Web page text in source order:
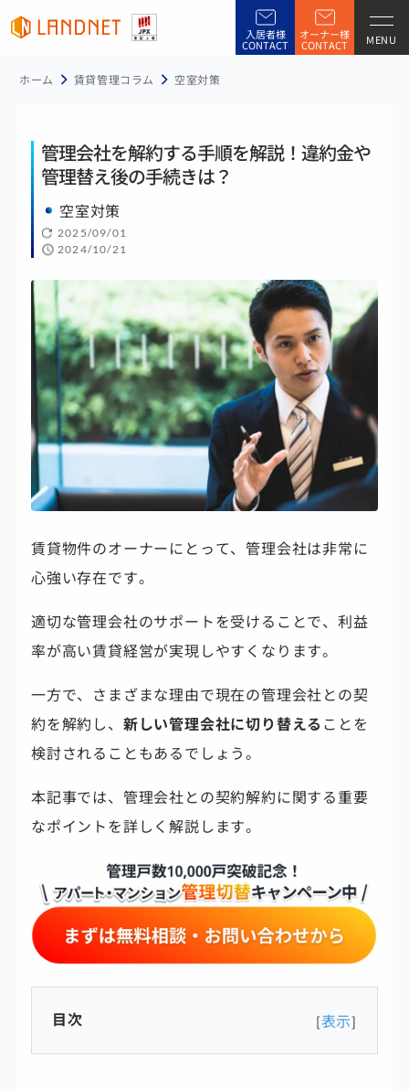
入居者様
CONTACT
オーナー様
CONTACT MENU
ホーム 賃貸管理コラム 空室対策
管理会社を解約する手順を解説！違約金や
管理替え後の手続きは？
空室対策
2025/09/01
2024/10/21
賃貸物件のオーナーにとって、管理会社は非常に
心強い存在です。
適切な管理会社のサポートを受けることで、利益
率が高い賃貸経営が実現しやすくなります。
一方で、さまざまな理由で現在の管理会社との契
約を解約し、 新しい管理会社に切り替える ことを
検討されることもあるでしょう。
本記事では、管理会社との契約解約に関する重要
なポイントを詳しく解説します。
目次 [表示]